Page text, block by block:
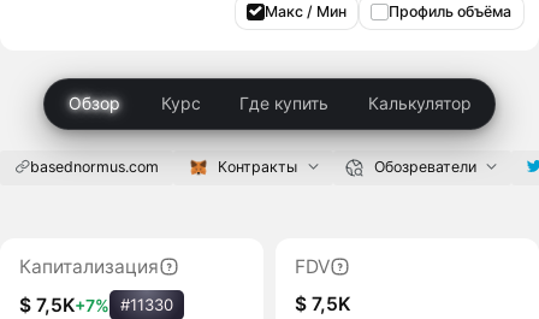
Макс / Мин Профиль объёма
Обзор Курс Где купить Калькулятор
basednormus.com Контракты Обозреватели
Капитализация
$ 7,5K+7% #11330
FDV
$ 7,5K